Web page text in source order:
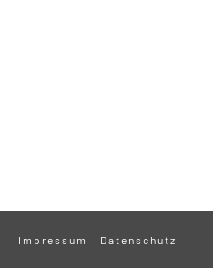
Impressum Datenschutz